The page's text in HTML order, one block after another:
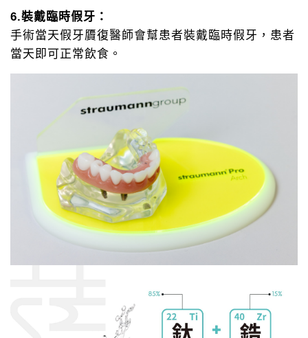
6.裝戴臨時假牙：
手術當天假牙贗復醫師會幫患者裝戴臨時假牙，患者
當天即可正常飲食。